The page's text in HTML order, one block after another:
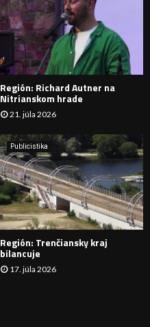
D
A
N
I
E
Región: Richard Autner na
Nitrianskom hrade
21. júla 2026
Publicistika
Región: Trenčiansky kraj
bilancuje
17. júla 2026